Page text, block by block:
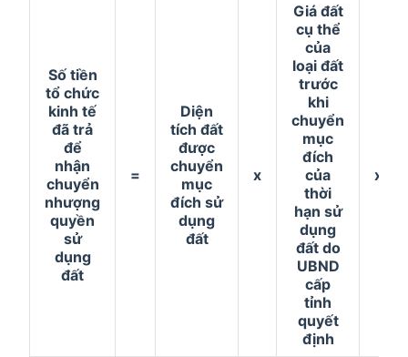
Số tiền
tổ chức
kinh tế
đã trả
để
nhận
chuyển
nhượng
quyền
sử
dụng
đất
=
Diện
tích đất
được
chuyển
mục
đích sử
dụng
đất
x
Giá đất
cụ thể
của
loại đất
trước
khi
chuyển
mục
đích
của
thời
hạn sử
dụng
đất do
UBND
cấp
tỉnh
quyết
định
x